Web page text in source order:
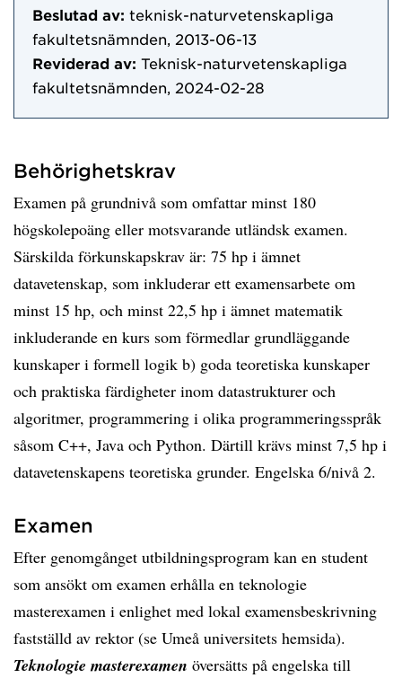
Beslutad av: teknisk-naturvetenskapliga
fakultetsnämnden, 2013-06-13
Reviderad av: Teknisk-naturvetenskapliga
fakultetsnämnden, 2024-02-28
Behörighetskrav
Examen på grundnivå som omfattar minst 180
högskolepoäng eller motsvarande utländsk examen.
Särskilda förkunskapskrav är: 75 hp i ämnet
datavetenskap, som inkluderar ett examensarbete om
minst 15 hp, och minst 22,5 hp i ämnet matematik
inkluderande en kurs som förmedlar grundläggande
kunskaper i formell logik b) goda teoretiska kunskaper
och praktiska färdigheter inom datastrukturer och
algoritmer, programmering i olika programmeringsspråk
såsom C++, Java och Python. Därtill krävs minst 7,5 hp i
datavetenskapens teoretiska grunder. Engelska 6/nivå 2.
Examen
Efter genomgånget utbildningsprogram kan en student
som ansökt om examen erhålla en teknologie
masterexamen i enlighet med lokal examensbeskrivning
fastställd av rektor (se Umeå universitets hemsida).
Teknologie masterexamen översätts på engelska till